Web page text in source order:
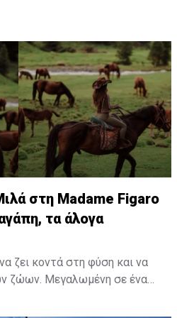
στον ωκεανό δίπλα σε
στοmadamefigaro.cy
Πέτρου: Μιλά στη Madame
αγάπη, τα άλογα
στη Madame Figaro
τα άλογα
ζει κοντά στη φύση και να
ζώων. Μεγαλωμένη σε ένα